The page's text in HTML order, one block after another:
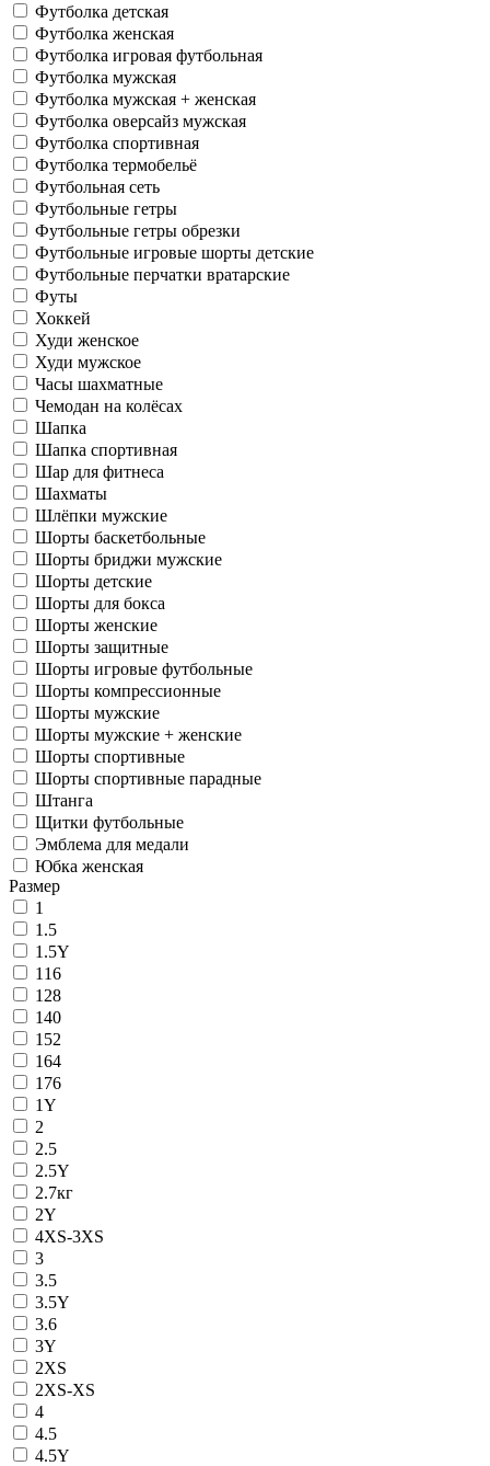
Футболка детская
Футболка женская
Футболка игровая футбольная
Футболка мужская
Футболка мужская + женская
Футболка оверсайз мужская
Футболка спортивная
Футболка термобельё
Футбольная сеть
Футбольные гетры
Футбольные гетры обрезки
Футбольные игровые шорты детские
Футбольные перчатки вратарские
Футы
Хоккей
Худи женское
Худи мужское
Часы шахматные
Чемодан на колёсах
Шапка
Шапка спортивная
Шар для фитнеса
Шахматы
Шлёпки мужские
Шорты баскетбольные
Шорты бриджи мужские
Шорты детские
Шорты для бокса
Шорты женские
Шорты защитные
Шорты игровые футбольные
Шорты компрессионные
Шорты мужские
Шорты мужские + женские
Шорты спортивные
Шорты спортивные парадные
Штанга
Щитки футбольные
Эмблема для медали
Юбка женская
Размер
1
1.5
1.5Y
116
128
140
152
164
176
1Y
2
2.5
2.5Y
2.7кг
2Y
4XS-3XS
3
3.5
3.5Y
3.6
3Y
2XS
2XS-XS
4
4.5
4.5Y